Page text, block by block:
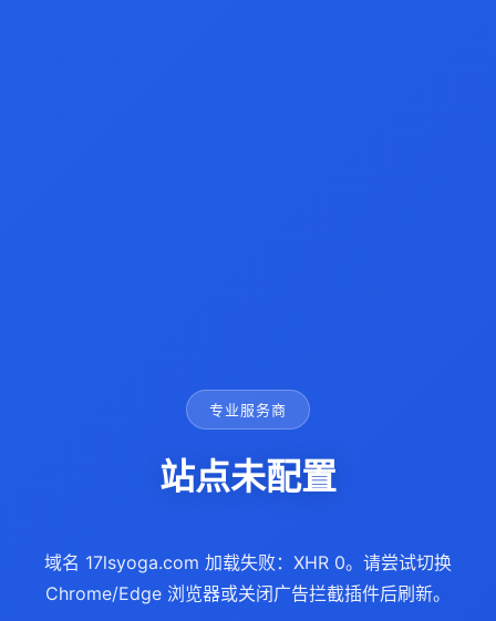
专业服务商
站点未配置
域名 17lsyoga.com 加载失败：XHR 0。请尝试切换
Chrome/Edge 浏览器或关闭广告拦截插件后刷新。